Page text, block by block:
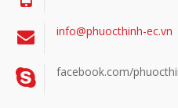
info@phuocthinh-ec.vn
facebook.com/